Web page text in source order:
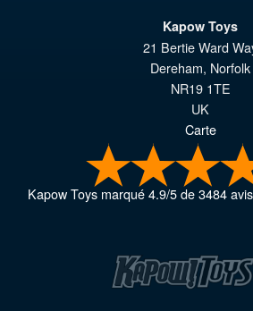
Kapow Toys
21 Bertie Ward
Dereham, Norfolk
NR19 1TE
UK
Carte
Kapow Toysmarqué4.9/5de3484